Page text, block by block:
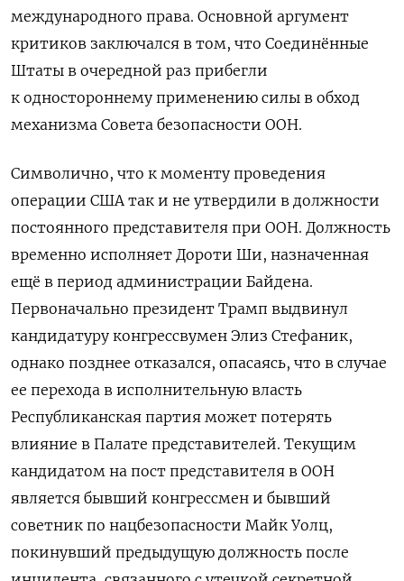
международного права. Основной аргумент
критиков заключался в том, что Соединённые
Штаты в очередной раз прибегли
к одностороннему применению силы в обход
механизма Совета безопасности ООН.
Символично, что к моменту проведения
операции США так и не утвердили в должности
постоянного представителя при ООН. Должность
временно исполняет Дороти Ши, назначенная
ещё в период администрации Байдена.
Первоначально президент Трамп выдвинул
кандидатуру конгрессвумен Элиз Стефаник,
однако позднее отказался, опасаясь, что в случае
ее перехода в исполнительную власть
Республиканская партия может потерять
влияние в Палате представителей. Текущим
кандидатом на пост представителя в ООН
является бывший конгрессмен и бывший
советник по нацбезопасности Майк Уолц,
покинувший предыдущую должность после